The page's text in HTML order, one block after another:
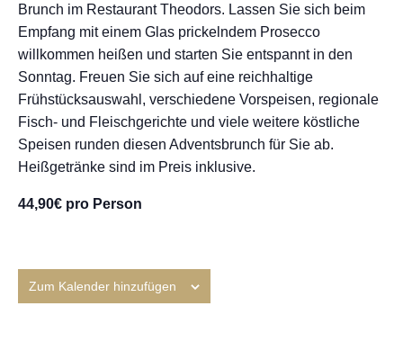
Brunch im Restaurant Theodors. Lassen Sie sich beim
Empfang mit einem Glas prickelndem Prosecco
willkommen heißen und starten Sie entspannt in den
Sonntag. Freuen Sie sich auf eine reichhaltige
Frühstücksauswahl, verschiedene Vorspeisen, regionale
Fisch- und Fleischgerichte und viele weitere köstliche
Speisen runden diesen Adventsbrunch für Sie ab.
Heißgetränke sind im Preis inklusive.
44,90€ pro Person
Zum Kalender hinzufügen